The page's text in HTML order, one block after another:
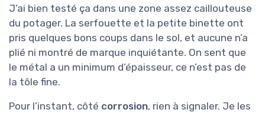
J’ai bien testé ça dans une zone assez caillouteuse
du potager. La serfouette et la petite binette ont
pris quelques bons coups dans le sol, et aucune n’a
plié ni montré de marque inquiétante. On sent que
le métal a un minimum d’épaisseur, ce n’est pas de
la tôle fine.
Pour l’instant, côté corrosion, rien à signaler. Je les